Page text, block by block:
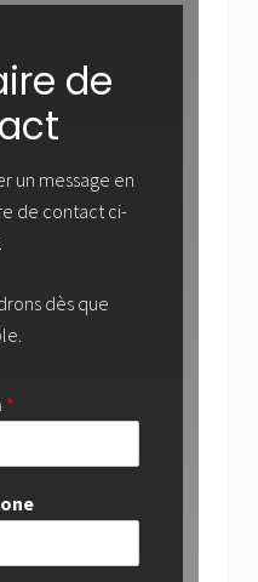
de
un message en
de contact ci-
dès que
*